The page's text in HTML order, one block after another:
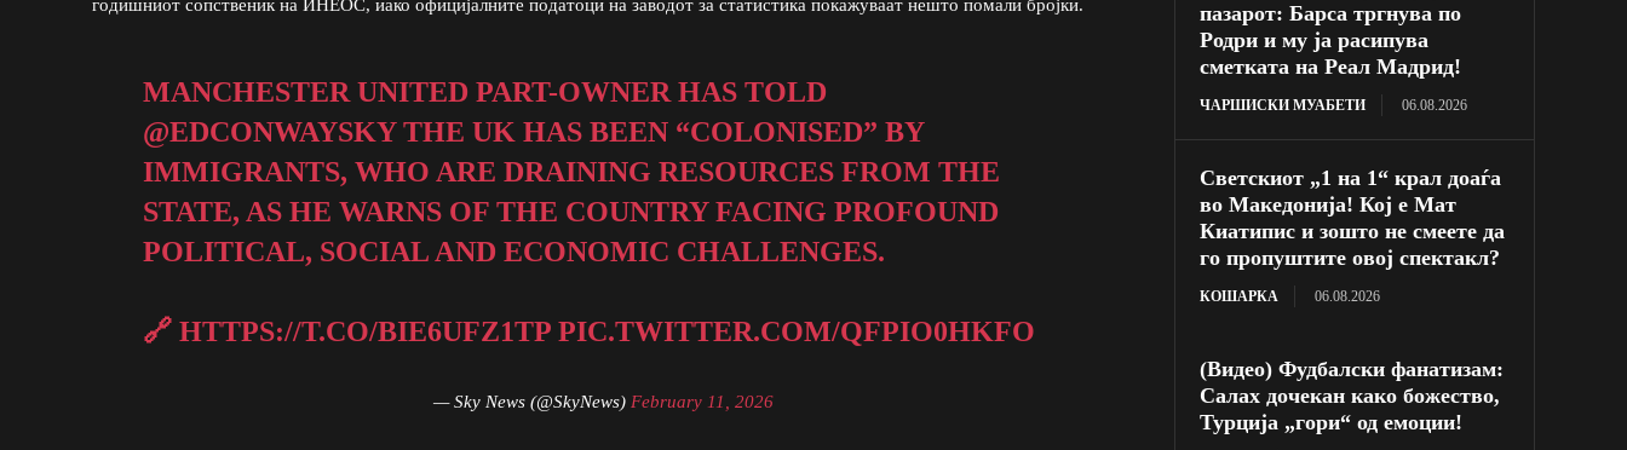
годишниот сопственик на ИНЕОС, иако официјалните податоци на заводот за статистика покажуваат нешто помали бројки.
MANCHESTER UNITED PART-OWNER HAS TOLD
@EDCONWAYSKYTHE UK HAS BEEN “COLONISED” BY
IMMIGRANTS, WHO ARE DRAINING RESOURCES FROM THE
STATE, AS HE WARNS OF THE COUNTRY FACING PROFOUND
POLITICAL, SOCIAL AND ECONOMIC CHALLENGES.
🔗HTTPS://T.CO/BIE6UFZ1TP PIC.TWITTER.COM/QFPIO0HKFO
— Sky News (@SkyNews) February 11, 2026
пазарот: Барса тргнува по
Родри и му ја расипува
сметката на Реал Мадрид!
ЧАРШИСКИ МУАБЕТИ 06.08.2026
Светскиот „1 на 1“ крал доаѓа
во Македонија! Кој е Мат
Киатипис и зошто не смеете да
го пропуштите овој спектакл?
КОШАРКА 06.08.2026
(Видео) Фудбалски фанатизам:
Салах дочекан како божество,
Турција „гори“ од емоции!